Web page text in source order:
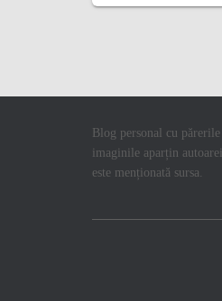
Blog personal cu
imaginile aparțin
este menționată sursa.